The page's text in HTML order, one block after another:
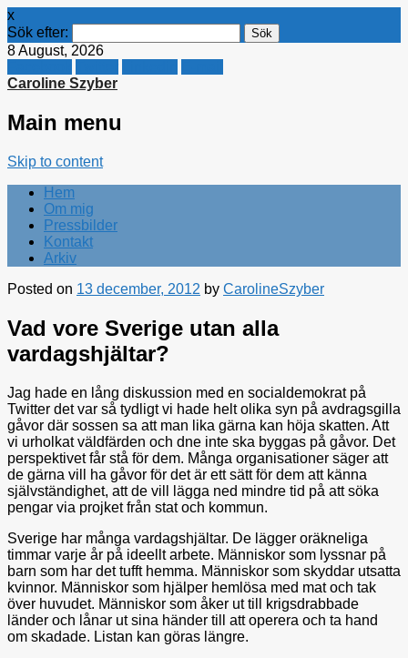
x
Sök efter:
8 August, 2026
Caroline Szyber
Main menu
Skip to content
Hem
Om mig
Pressbilder
Kontakt
Arkiv
Posted on 13 december, 2012 by CarolineSzyber
Vad vore Sverige utan alla
vardagshjältar?
Jag hade en lång diskussion med en socialdemokrat på
Twitter det var så tydligt vi hade helt olika syn på avdragsgilla
gåvor där sossen sa att man lika gärna kan höja skatten. Att
vi urholkat väldfärden och dne inte ska byggas på gåvor. Det
perspektivet får stå för dem. Många organisationer säger att
de gärna vill ha gåvor för det är ett sätt för dem att känna
självständighet, att de vill lägga ned mindre tid på att söka
pengar via projket från stat och kommun.
Sverige har många vardagshjältar. De lägger oräkneliga
timmar varje år på ideellt arbete. Människor som lyssnar på
barn som har det tufft hemma. Människor som skyddar utsatta
kvinnor. Människor som hjälper hemlösa med mat och tak
över huvudet. Människor som åker ut till krigsdrabbade
länder och lånar ut sina händer till att operera och ta hand
om skadade. Listan kan göras längre.